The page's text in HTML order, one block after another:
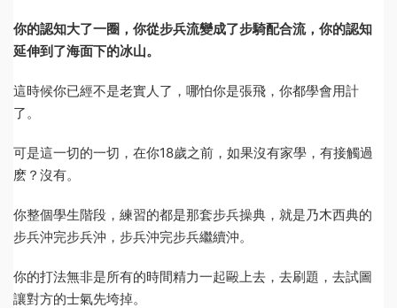
你的認知大了一圈，你從步兵流變成了步騎配合流，你的認知
延伸到了海面下的冰山。
這時候你已經不是老實人了，哪怕你是張飛，你都學會用計
了。
可是這一切的一切，在你18歲之前，如果沒有家學，有接觸過
麽？沒有。
你整個學生階段，練習的都是那套步兵操典，就是乃木西典的
步兵沖完步兵沖，步兵沖完步兵繼續沖。
你的打法無非是所有的時間精力一起毆上去，去刷題，去試圖
讓對方的士氣先垮掉。